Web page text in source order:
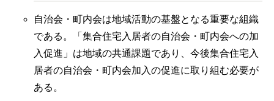
自治会・町内会は地域活動の基盤となる重要な組織
である。「集合住宅入居者の自治会・町内会への加
入促進」は地域の共通課題であり、今後集合住宅入
居者の自治会・町内会加入の促進に取り組む必要が
ある。